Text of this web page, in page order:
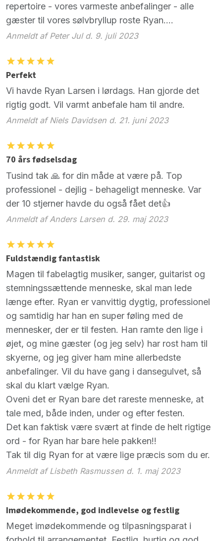
repertoire - vores varmeste anbefalinger - alle
gæster til vores sølvbryllup roste Ryan….
Anmeldt af Peter Jul d. 9. juli 2023
Perfekt
Vi havde Ryan Larsen i lørdags. Han gjorde det
rigtig godt. Vil varmt anbefale ham til andre.
Anmeldt af Niels Davidsen d. 21. juni 2023
70 års fødselsdag
Tusind tak 🙏 for din måde at være på. Top
professionel - dejlig - behageligt menneske. Var
der 10 stjerner havde du også fået det👍
Anmeldt af Anders Larsen d. 29. maj 2023
Fuldstændig fantastisk
Magen til fabelagtig musiker, sanger, guitarist og
stemningssættende menneske, skal man lede
længe efter. Ryan er vanvittig dygtig, professionel
og samtidig har han en super føling med de
mennesker, der er til festen. Han ramte den lige i
øjet, og mine gæster (og jeg selv) har rost ham til
skyerne, og jeg giver ham mine allerbedste
anbefalinger. Vil du have gang i dansegulvet, så
skal du klart vælge Ryan.
Oveni det er Ryan bare det rareste menneske, at
tale med, både inden, under og efter festen.
Det kan faktisk være svært at finde de helt rigtige
ord - for Ryan har bare hele pakken!!
Tak til dig Ryan for at være lige præcis som du er.
Anmeldt af Lisbeth Rasmussen d. 1. maj 2023
Imødekommende, god indlevelse og festlig
Meget imødekommende og tilpasningsparat i